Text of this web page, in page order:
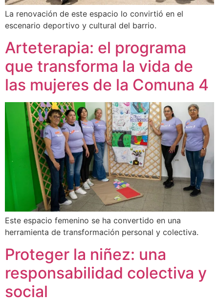
La renovación de este espacio lo convirtió en el
escenario deportivo y cultural del barrio.
Arteterapia: el programa
que transforma la vida de
las mujeres de la Comuna 4
Este espacio femenino se ha convertido en una
herramienta de transformación personal y colectiva.
Proteger la niñez: una
responsabilidad colectiva y
social